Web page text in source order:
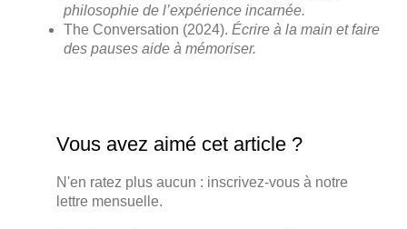
philosophie de l’expérience incarnée.
The Conversation (2024). Écrire à la main et faire
des pauses aide à mémoriser.
Vous avez aimé cet article ?
N'en ratez plus aucun : inscrivez-vous à notre
lettre mensuelle.